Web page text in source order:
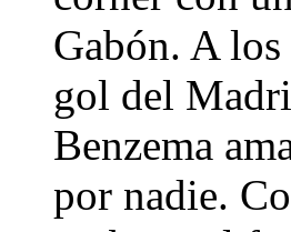
Gabón. A
gol del
Benzema
por nadie.